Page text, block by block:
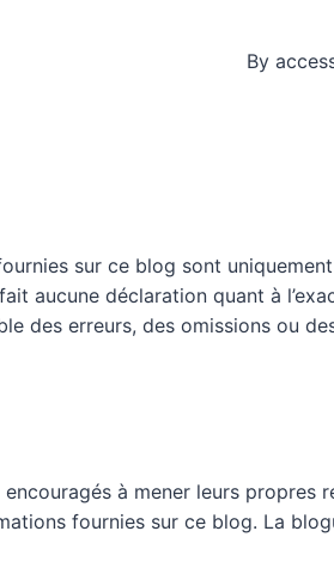
By
sur ce blog sont
aucune déclaration quant à
des erreurs, des omissions ou
à mener leurs propres
fournies sur ce blog. La